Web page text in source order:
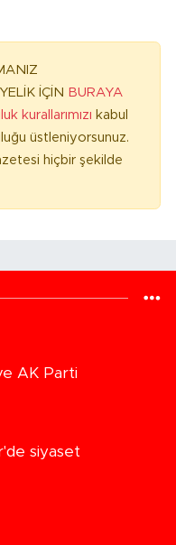
İÇİN BURAYA
kurallarımızı kabul
üstleniyorsunuz.
hiçbir şekilde
AK Parti
siyaset